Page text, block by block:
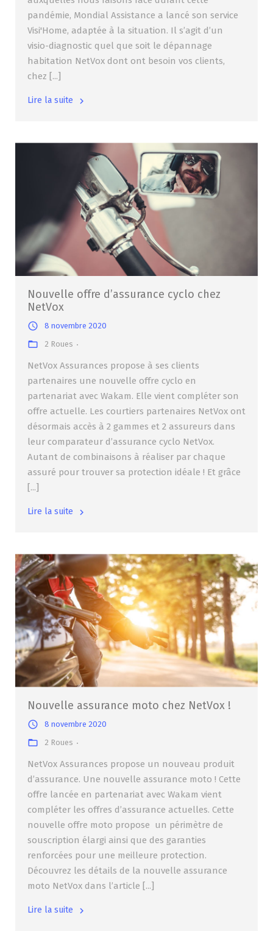
pandémie, Mondial Assistance a lancé son service
Visi'Home, adaptée à la situation. Il s’agit d’un
visio-diagnostic quel que soit le dépannage
habitation NetVox dont ont besoin vos clients,
chez [...]
Lire la suite
Nouvelle offre d’assurance cyclo chez
NetVox
8 novembre 2020
2 Roues
NetVox Assurances propose à ses clients
partenaires une nouvelle offre cyclo en
partenariat avec Wakam. Elle vient compléter son
offre actuelle. Les courtiers partenaires NetVox ont
désormais accès à 2 gammes et 2 assureurs dans
leur comparateur d’assurance cyclo NetVox.
Autant de combinaisons à réaliser par chaque
assuré pour trouver sa protection idéale ! Et grâce
[...]
Lire la suite
Nouvelle assurance moto chez NetVox !
8 novembre 2020
2 Roues
NetVox Assurances propose un nouveau produit
d’assurance. Une nouvelle assurance moto ! Cette
offre lancée en partenariat avec Wakam vient
compléter les offres d’assurance actuelles. Cette
nouvelle offre moto propose un périmètre de
souscription élargi ainsi que des garanties
renforcées pour une meilleure protection.
Découvrez les détails de la nouvelle assurance
moto NetVox dans l’article [...]
Lire la suite